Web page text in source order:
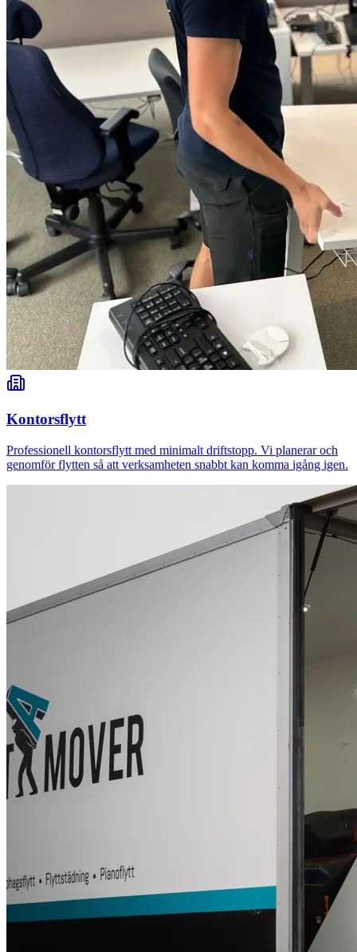
Kontorsflytt
Professionell kontorsflytt med minimalt driftstopp. Vi planerar och
genomför flytten så att verksamheten snabbt kan komma igång igen.